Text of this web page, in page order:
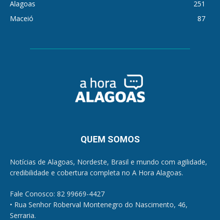
Alagoas
251
Maceió
87
QUEM SOMOS
Notícias de Alagoas, Nordeste, Brasil e mundo com agilidade,
credibilidade e cobertura completa no A Hora Alagoas.
Fale Conosco: 82 99669-4427
• Rua Senhor Roberval Montenegro do Nascimento, 46,
Serraria.